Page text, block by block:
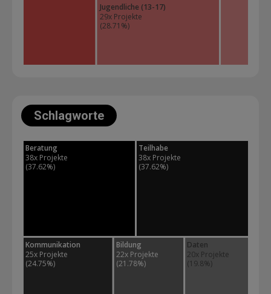
Jugendliche (13-17)
29x Projekte
(28.71%)
Schlagworte
Beratung
38x Projekte
(37.62%)
Teilhabe
38x Projekte
(37.62%)
Kommunikation
25x Projekte
(24.75%)
Bildung
22x Projekte
(21.78%)
Daten
20x Projekte
(19.8%)